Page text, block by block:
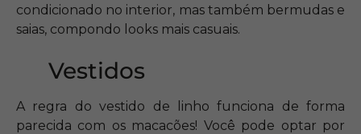
condicionado no interior, mas também bermudas e
saias, compondo looks mais casuais.
Vestidos
A regra do vestido de linho funciona de forma
parecida com os macacões! Você pode optar por